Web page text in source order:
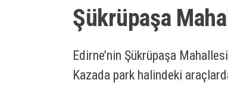
Şükrüpaşa
Edirne’nin Şükrüpaşa
Kazada park halindeki